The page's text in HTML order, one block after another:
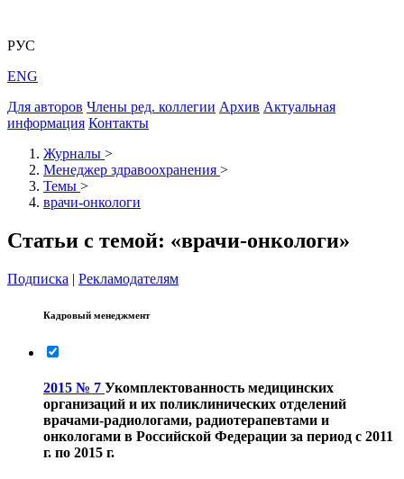
РУС
ENG
Для авторов Члены ред. коллегии Архив Актуальная
информация Контакты
Журналы >
Менеджер здравоохранения >
Темы >
врачи-онкологи
Статьи с темой: «врачи-онкологи»
Подписка | Рекламодателям
Кадровый менеджмент
2015 № 7 Укомплектованность медицинских
организаций и их поликлинических отделений
врачами-радиологами, радиотерапевтами и
онкологами в Российской Федерации за период с 2011
г. по 2015 г.